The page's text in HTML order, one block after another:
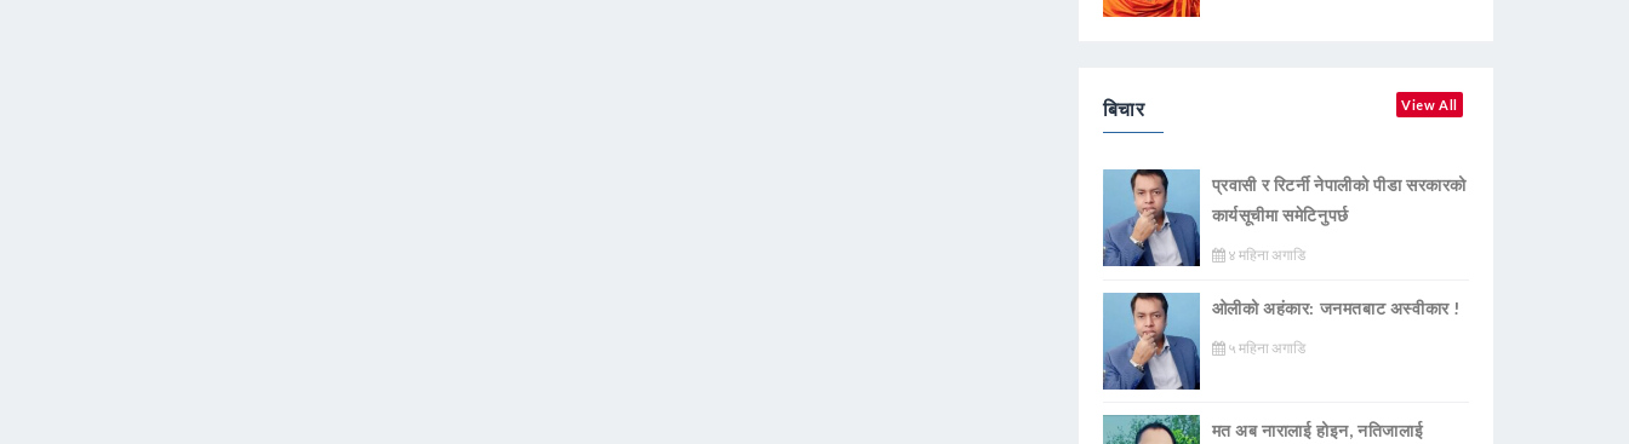
बिचार View All
प्रवासी र रिटर्नी नेपालीको पीडा सरकारको
कार्यसूचीमा समेटिनुपर्छ
४ महिना अगाडि
ओलीको अहंकार: जनमतबाट अस्वीकार !
५ महिना अगाडि
मत अब नारालाई होइन, नतिजालाई